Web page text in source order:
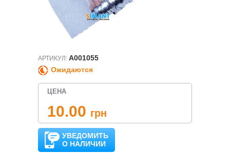
АРТИКУЛ: A001055
Ожидаются
ЦЕНА
10.00 грн
УВЕДОМИТЬ
О НАЛИЧИИ